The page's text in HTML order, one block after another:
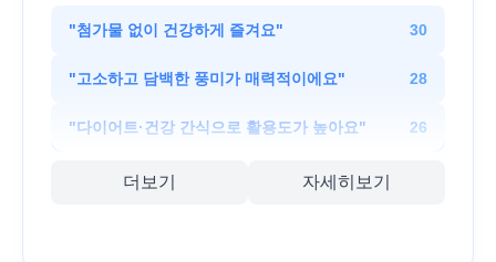
"첨가물 없이 건강하게 즐겨요" 30
"고소하고 담백한 풍미가 매력적이에요" 28
"다이어트·건강 간식으로 활용도가 높아요" 26
더보기 자세히보기